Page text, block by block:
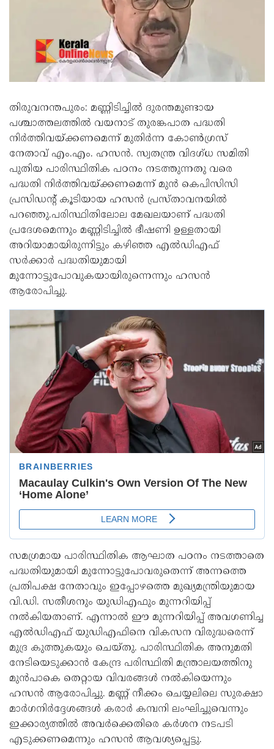
തിരുവനന്തപുരം: മണ്ണിടിച്ചിൽ ദുരന്തമുണ്ടായ
പശ്ചാത്തലത്തിൽ വയനാട് തുരങ്കപാത പദ്ധതി
നിർത്തിവയ്ക്കണമെന്ന് മുതിർന്ന കോൺഗ്രസ്
നേതാവ് എം.എം. ഹസൻ. സ്വതന്ത്ര വിദഗ്ധ സമിതി
പുതിയ പാരിസ്ഥിതിക പഠനം നടത്തുന്നതു വരെ
പദ്ധതി നിർത്തിവയ്ക്കണമെന്ന് മുൻ കെപിസിസി
പ്രസിഡന്‍റ് കൂടിയായ ഹസൻ പ്രസ്താവനയിൽ
പറഞ്ഞു.പരിസ്ഥിതിലോല മേഖലയാണ് പദ്ധതി
പ്രദേശമെന്നും മണ്ണിടിച്ചിൽ ഭീഷണി ഉള്ളതായി
അറിയാമായിരുന്നിട്ടും കഴിഞ്ഞ എൽഡിഎഫ്
സർക്കാർ പദ്ധതിയുമായി
മുന്നോട്ടുപോവുകയായിരുന്നെന്നും ഹസൻ
ആരോപിച്ചു.
സമഗ്രമായ പാരിസ്ഥിതിക ആഘാത പഠനം നടത്താതെ
പദ്ധതിയുമായി മുന്നോട്ടുപോവരുതെന്ന് അന്നത്തെ
പ്രതിപക്ഷ നേതാവും ഇപ്പോഴത്തെ മുഖ്യമന്ത്രിയുമായ
വി.ഡി. സതീശനും യുഡിഎഫും മുന്നറിയിപ്പ്
നൽകിയതാണ്. എന്നാൽ ഈ മുന്നറിയിപ്പ് അവഗണിച്ച
എൽഡിഎഫ് യുഡിഎഫിനെ വികസന വിരുദ്ധരെന്ന്
മുദ്ര കുത്തുകയും ചെയ്തു. പാരിസ്ഥിതിക അനുമതി
നേടിയെടുക്കാൻ കേന്ദ്ര പരിസ്ഥിതി മന്ത്രാലയത്തിനു
മുൻപാകെ തെറ്റായ വിവരങ്ങൾ നൽകിയെന്നും
ഹസൻ ആരോപിച്ചു. മണ്ണ് നീക്കം ചെയ്യലിലെ സുരക്ഷാ
മാർഗനിർദ്ദേശങ്ങൾ കരാർ കമ്പനി ലംഘിച്ചുവെന്നും
ഇക്കാര്യത്തിൽ അവർക്കെതിരെ കർശന നടപടി
എടുക്കണമെന്നും ഹസൻ ആവശ്യപ്പെട്ടു.